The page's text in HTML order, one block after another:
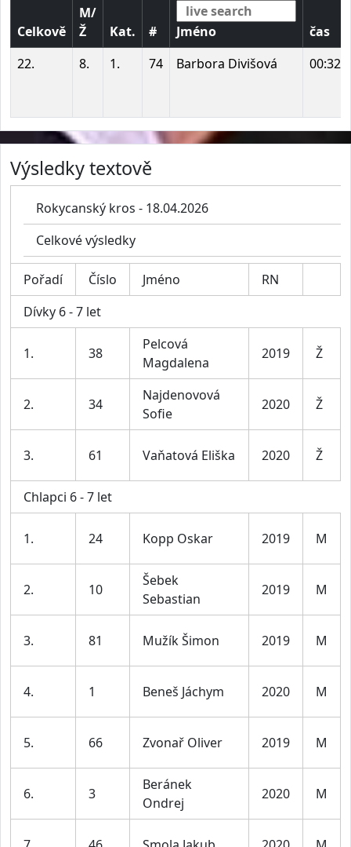
Celkově
M/
Ž
Kat. # Jméno
čas
22.
8. 1. 74 Barbora Divišová
Výsledky textově
Rokycanský kros - 18.04.2026
Celkové výsledky
Pořadí Číslo Jméno
RN
Dívky 6 - 7 let
1. 38
Pelcová
Magdalena
2019 Ž
2. 34
Najdenovová
Sofie
2020 Ž
3. 61 Vaňatová Eliška 2020 Ž
Chlapci 6 - 7 let
1. 24 Kopp Oskar 2019 M
2. 10
Šebek
Sebastian
2019 M
3. 81 Mužík Šimon 2019 M
4. 1 Beneš Jáchym 2020 M
5. 66 Zvonař Oliver 2019 M
6. 3
Beránek
Ondrej
2020 M